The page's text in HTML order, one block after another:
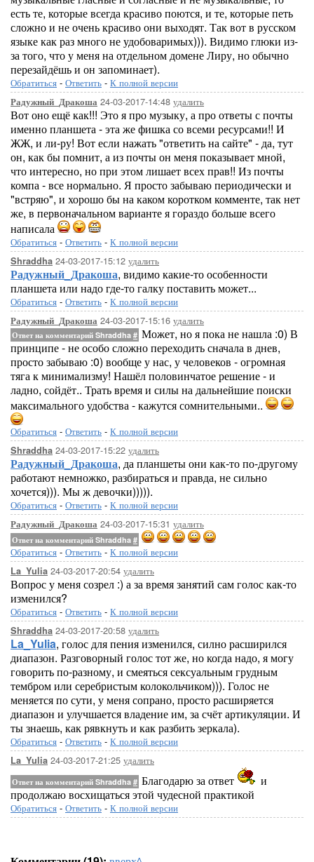
есть те, которые всегда красиво поются, и те, которые петь
сложно и не очень красиво они выходят. Так вот в русском
языке как раз много не удобоваримых))). Видимо глюки из-
за того, что у меня на отдельном домене Лиру, но обычно
перезайдёшь и он запоминает).
Обратиться - Ответить - К полной версии
Радужный_Дракоша 24-03-2017-14:48 удалить
Вот оно ещё как!!! Это я про музыку, а про ответы с почты
именно планшета - эта же фишка со всеми ресурсами!! И
ЖЖ, и ли-ру! Вот если нажать "ответить на сайте" - да, тут
он, как бы помнит, а из почты он меня показывает мной,
что интересно, но при этом лишает всех прав!! Из почты
компа - все нормально. Я просто забываю периодически и
"встряю", и хорошо бы на каком коротком комменте, так нет
же, в первоначальном варианте я гораздо больше всего
написала
Обратиться - Ответить - К полной версии
Shraddha 24-03-2017-15:12 удалить
Радужный_Дракоша, видимо какие-то особенности
планшета или надо где-то галку поставить может...
Обратиться - Ответить - К полной версии
Радужный_Дракоша 24-03-2017-15:16 удалить
Ответ на комментарий Shraddha # Может, но я пока не нашла :0) В
принципе - не особо сложно переходить сначала в днев,
просто забываю :0) вообще у нас, у человеков - огромная
тяга к минимализму! Нашёл половинчатое решение - и
ладно, сойдёт.. Трать время и силы на дальнейшие поиски
максимального удобства - кажутся сомнительными..
Обратиться - Ответить - К полной версии
Shraddha 24-03-2017-15:22 удалить
Радужный_Дракоша, да планшеты они как-то по-другому
работают немножко, разбираться и правда, не сильно
хочется))). Мы ж девочки))))).
Обратиться - Ответить - К полной версии
Радужный_Дракоша 24-03-2017-15:31 удалить
Ответ на комментарий Shraddha #
Обратиться - Ответить - К полной версии
La_Yulia 24-03-2017-20:54 удалить
Вопрос у меня созрел :) а за время занятий сам голос как-то
изменился?
Обратиться - Ответить - К полной версии
Shraddha 24-03-2017-20:58 удалить
La_Yulia, голос для пения изменился, силно расширился
диапазон. Разговорный голос тот же, но когда надо, я могу
говорить по-разному, и смеяться сексуальным грудным
тембром или серебристым колокольчиком))). Голос не
меняется по сути, у меня сопрано, просто расширяется
диапазон и улучшается владение им, за счёт артикуляции. И
ты знаешь, как рявкнуть и как разбить зеркала).
Обратиться - Ответить - К полной версии
La_Yulia 24-03-2017-21:25 удалить
Ответ на комментарий Shraddha # Благодарю за ответ
и
продолжаю восхищаться этой чудесной практикой
Обратиться - Ответить - К полной версии